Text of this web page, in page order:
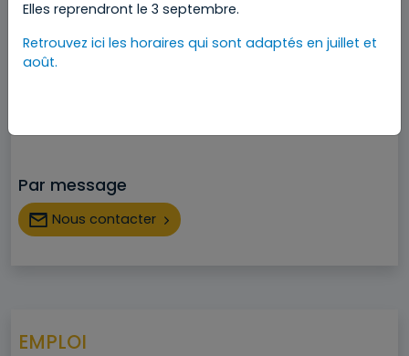
Ville
Forest
Par téléphone
Par message
Nous contacter
EMPLOI
Elles reprendront le 3 septembre.
Retrouvez ici les horaires qui sont adaptés en juillet et
août.